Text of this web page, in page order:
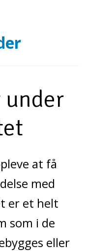
at få
med
er et helt
som i de
eller